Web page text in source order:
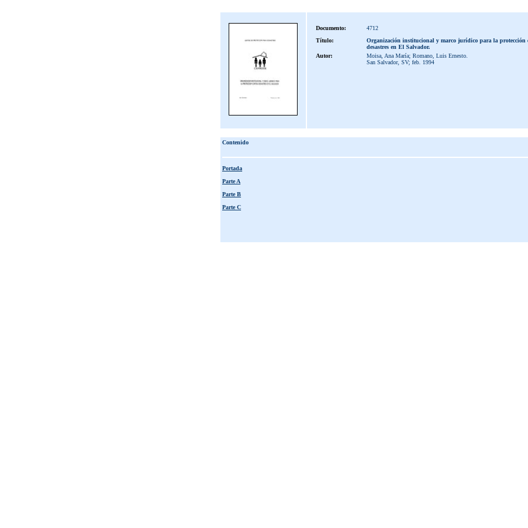
Documento:
4712
Título:
Organización institucional y marco jurídico para la protección
desastres en El Salvador.
Autor:
Moisa, Ana María; Romano, Luis Ernesto.
San Salvador, SV; feb. 1994
Contenido
Portada
Parte A
Parte B
Parte C